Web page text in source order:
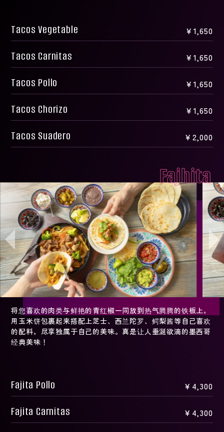
Tacos Vegetable ￥1,650
Tacos Carnitas ￥1,650
Tacos Pollo ￥1,650
Tacos Chorizo ￥1,650
Tacos Suadero ￥2,000
Fajhita
将您喜欢的肉类与鲜艳的青红椒一同放到热气腾腾的铁板上，
用玉米饼包裹起来搭配上芝士、西兰陀罗、鳄梨酱等自己喜欢
的配料，尽享独属于自己的美味。真是让人垂涎欲滴的墨西哥
经典美味！
Fajita Pollo ￥4,300
Fajita Carnitas ￥4,300